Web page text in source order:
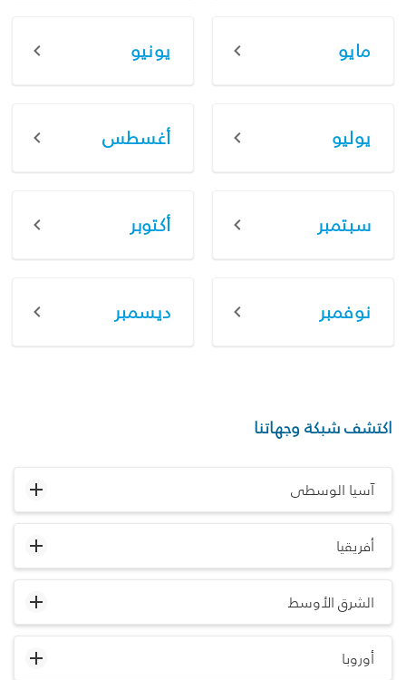
مايو يونيو
يوليو أغسطس
سبتمبر أكتوبر
نوفمبر ديسمبر
اكتشف شبكة وجهاتنا
آسيا الوسطى
أفريقيا
الشرق الأوسط
أوروبا